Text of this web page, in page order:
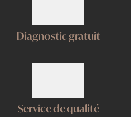
Diagnostic gratuit
Service de qualité